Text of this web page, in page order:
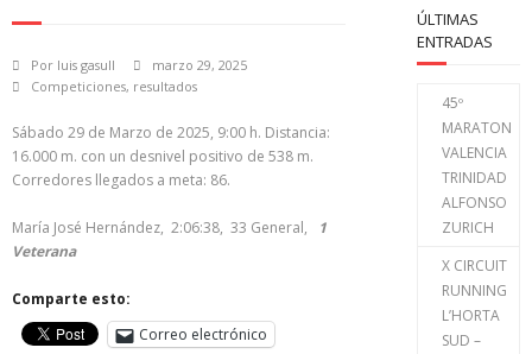
Por luis gasull
marzo 29, 2025
Competiciones, resultados
Sábado 29 de Marzo de 2025, 9:00 h. Distancia:
16.000 m. con un desnivel positivo de 538 m.
Corredores llegados a meta: 86.
María José Hernández, 2:06:38, 33 General,
1
Veterana
Comparte esto:
Correo electrónico
ÚLTIMAS
ENTRADAS
45º
MARATON
VALENCIA
TRINIDAD
ALFONSO
ZURICH
X CIRCUIT
RUNNING
L’HORTA
SUD –